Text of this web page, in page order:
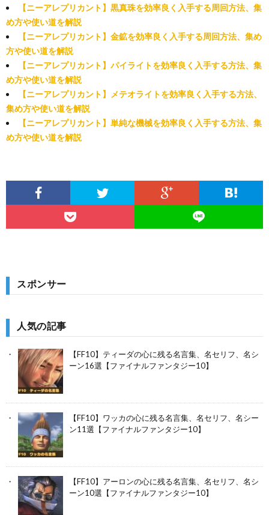
【ニーアレプリカント】黒真珠を効率良く入手する周回方法、集
め方や使い道を解説
【ニーアレプリカント】金鉱を効率良く入手する周回方法、集め
方や使い道を解説
【ニーアレプリカント】パイライトを効率良く入手する方法、集
め方や使い道を解説
【ニーアレプリカント】メテオライトを効率良く入手する方法、
集め方や使い道を解説
【ニーアレプリカント】単純な機械を効率良く入手する方法、集
め方や使い道を解説
スポンサー
人気の記事
【FF10】ティーダの心に残る名言集、名セリフ、名シ
ーン16選【ファイナルファンタジー10】
【FF10】ワッカの心に残る名言集、名セリフ、名シー
ン11選【ファイナルファンタジー10】
【FF10】アーロンの心に残る名言集、名セリフ、名シ
ーン10選【ファイナルファンタジー10】